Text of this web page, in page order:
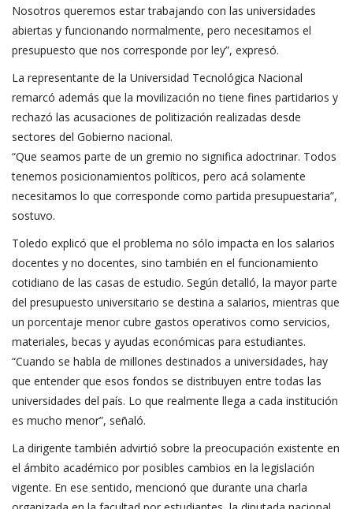
Nosotros queremos estar trabajando con las universidades
abiertas y funcionando normalmente, pero necesitamos el
presupuesto que nos corresponde por ley”, expresó.
La representante de la Universidad Tecnológica Nacional
remarcó además que la movilización no tiene fines partidarios y
rechazó las acusaciones de politización realizadas desde
sectores del Gobierno nacional.
“Que seamos parte de un gremio no significa adoctrinar. Todos
tenemos posicionamientos políticos, pero acá solamente
necesitamos lo que corresponde como partida presupuestaria”,
sostuvo.
Toledo explicó que el problema no sólo impacta en los salarios
docentes y no docentes, sino también en el funcionamiento
cotidiano de las casas de estudio. Según detalló, la mayor parte
del presupuesto universitario se destina a salarios, mientras que
un porcentaje menor cubre gastos operativos como servicios,
materiales, becas y ayudas económicas para estudiantes.
“Cuando se habla de millones destinados a universidades, hay
que entender que esos fondos se distribuyen entre todas las
universidades del país. Lo que realmente llega a cada institución
es mucho menor”, señaló.
La dirigente también advirtió sobre la preocupación existente en
el ámbito académico por posibles cambios en la legislación
vigente. En ese sentido, mencionó que durante una charla